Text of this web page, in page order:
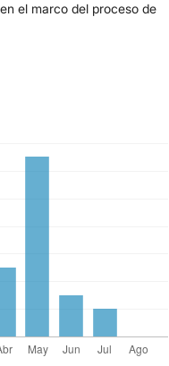
el marco del proceso de